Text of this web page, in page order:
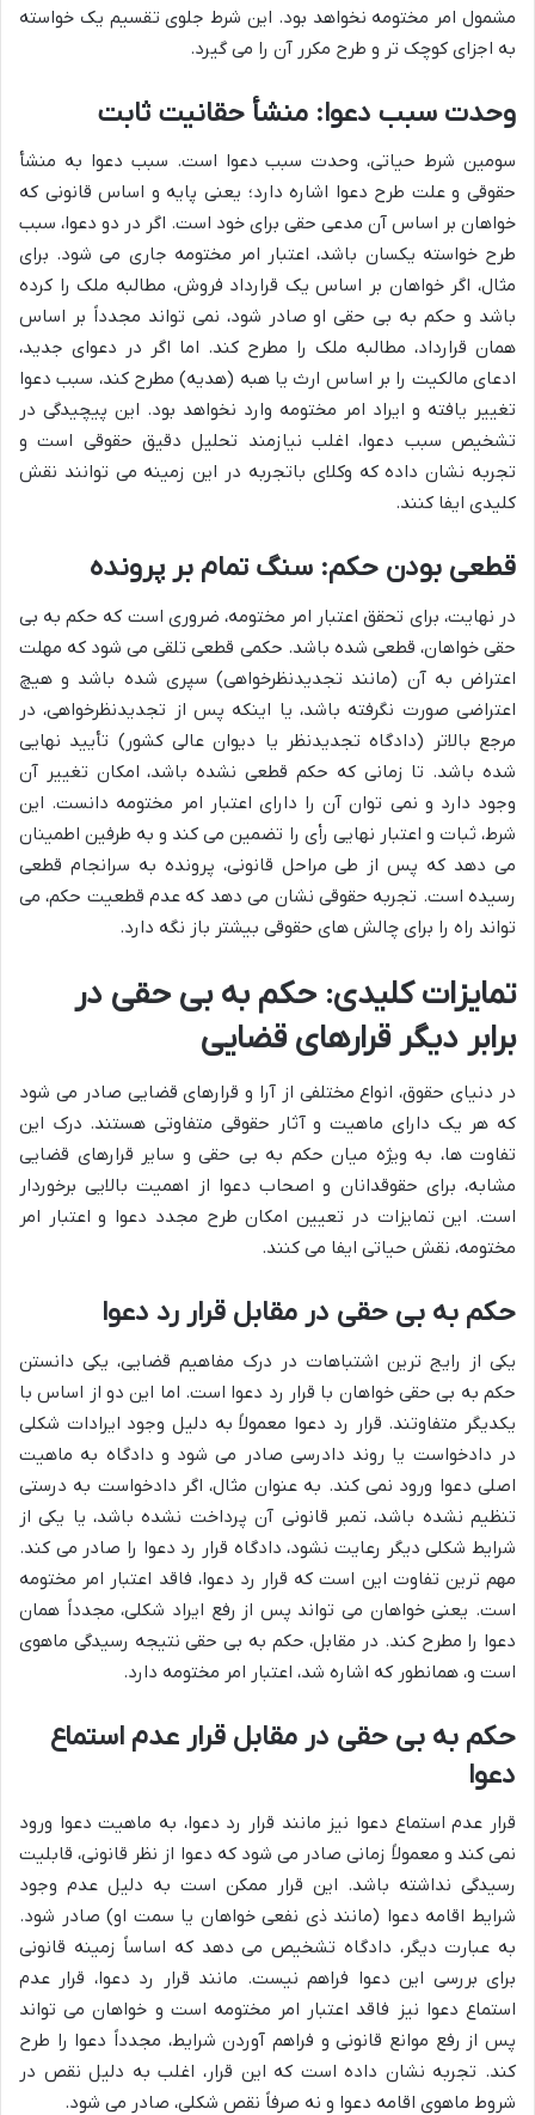
مشمول امر مختومه نخواهد بود. این شرط جلوی تقسیم یک خواسته
به اجزای کوچک تر و طرح مکرر آن را می گیرد.
وحدت سبب دعوا: منشأ حقانیت ثابت
سومین شرط حیاتی، وحدت سبب دعوا است. سبب دعوا به منشأ
حقوقی و علت طرح دعوا اشاره دارد؛ یعنی پایه و اساس قانونی که
خواهان بر اساس آن مدعی حقی برای خود است. اگر در دو دعوا، سبب
طرح خواسته یکسان باشد، اعتبار امر مختومه جاری می شود. برای
مثال، اگر خواهان بر اساس یک قرارداد فروش، مطالبه ملک را کرده
باشد و حکم به بی حقی او صادر شود، نمی تواند مجدداً بر اساس
همان قرارداد، مطالبه ملک را مطرح کند. اما اگر در دعوای جدید،
ادعای مالکیت را بر اساس ارث یا هبه (هدیه) مطرح کند، سبب دعوا
تغییر یافته و ایراد امر مختومه وارد نخواهد بود. این پیچیدگی در
تشخیص سبب دعوا، اغلب نیازمند تحلیل دقیق حقوقی است و
تجربه نشان داده که وکلای باتجربه در این زمینه می توانند نقش
کلیدی ایفا کنند.
قطعی بودن حکم: سنگ تمام بر پرونده
در نهایت، برای تحقق اعتبار امر مختومه، ضروری است که حکم به بی
حقی خواهان، قطعی شده باشد. حکمی قطعی تلقی می شود که مهلت
اعتراض به آن (مانند تجدیدنظرخواهی) سپری شده باشد و هیچ
اعتراضی صورت نگرفته باشد، یا اینکه پس از تجدیدنظرخواهی، در
مرجع بالاتر (دادگاه تجدیدنظر یا دیوان عالی کشور) تأیید نهایی
شده باشد. تا زمانی که حکم قطعی نشده باشد، امکان تغییر آن
وجود دارد و نمی توان آن را دارای اعتبار امر مختومه دانست. این
شرط، ثبات و اعتبار نهایی رأی را تضمین می کند و به طرفین اطمینان
می دهد که پس از طی مراحل قانونی، پرونده به سرانجام قطعی
رسیده است. تجربه حقوقی نشان می دهد که عدم قطعیت حکم، می
تواند راه را برای چالش های حقوقی بیشتر باز نگه دارد.
تمایزات کلیدی: حکم به بی حقی در
برابر دیگر قرارهای قضایی
در دنیای حقوق، انواع مختلفی از آرا و قرارهای قضایی صادر می شود
که هر یک دارای ماهیت و آثار حقوقی متفاوتی هستند. درک این
تفاوت ها، به ویژه میان حکم به بی حقی و سایر قرارهای قضایی
مشابه، برای حقوقدانان و اصحاب دعوا از اهمیت بالایی برخوردار
است. این تمایزات در تعیین امکان طرح مجدد دعوا و اعتبار امر
مختومه، نقش حیاتی ایفا می کنند.
حکم به بی حقی در مقابل قرار رد دعوا
یکی از رایج ترین اشتباهات در درک مفاهیم قضایی، یکی دانستن
حکم به بی حقی خواهان با قرار رد دعوا است. اما این دو از اساس با
یکدیگر متفاوتند. قرار رد دعوا معمولاً به دلیل وجود ایرادات شکلی
در دادخواست یا روند دادرسی صادر می شود و دادگاه به ماهیت
اصلی دعوا ورود نمی کند. به عنوان مثال، اگر دادخواست به درستی
تنظیم نشده باشد، تمبر قانونی آن پرداخت نشده باشد، یا یکی از
شرایط شکلی دیگر رعایت نشود، دادگاه قرار رد دعوا را صادر می کند.
مهم ترین تفاوت این است که قرار رد دعوا، فاقد اعتبار امر مختومه
است. یعنی خواهان می تواند پس از رفع ایراد شکلی، مجدداً همان
دعوا را مطرح کند. در مقابل، حکم به بی حقی نتیجه رسیدگی ماهوی
است و، همانطور که اشاره شد، اعتبار امر مختومه دارد.
حکم به بی حقی در مقابل قرار عدم استماع
دعوا
قرار عدم استماع دعوا نیز مانند قرار رد دعوا، به ماهیت دعوا ورود
نمی کند و معمولاً زمانی صادر می شود که دعوا از نظر قانونی، قابلیت
رسیدگی نداشته باشد. این قرار ممکن است به دلیل عدم وجود
شرایط اقامه دعوا (مانند ذی نفعی خواهان یا سمت او) صادر شود.
به عبارت دیگر، دادگاه تشخیص می دهد که اساساً زمینه قانونی
برای بررسی این دعوا فراهم نیست. مانند قرار رد دعوا، قرار عدم
استماع دعوا نیز فاقد اعتبار امر مختومه است و خواهان می تواند
پس از رفع موانع قانونی و فراهم آوردن شرایط، مجدداً دعوا را طرح
کند. تجربه نشان داده است که این قرار، اغلب به دلیل نقص در
شروط ماهوی اقامه دعوا و نه صرفاً نقص شکلی، صادر می شود.